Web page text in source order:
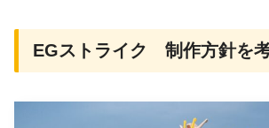
EGストライク 制作方針を